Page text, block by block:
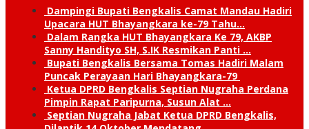
Dampingi Bupati Bengkalis Camat Mandau Hadiri
Upacara HUT Bhayangkara ke-79 Tahu…
Dalam Rangka HUT Bhayangkara Ke 79, AKBP
Sanny Handityo SH, S.IK Resmikan Panti …
Bupati Bengkalis Bersama Tomas Hadiri Malam
Puncak Perayaan Hari Bhayangkara-79
Ketua DPRD Bengkalis Septian Nugraha Perdana
Pimpin Rapat Paripurna, Susun Alat …
Septian Nugraha Jabat Ketua DPRD Bengkalis,